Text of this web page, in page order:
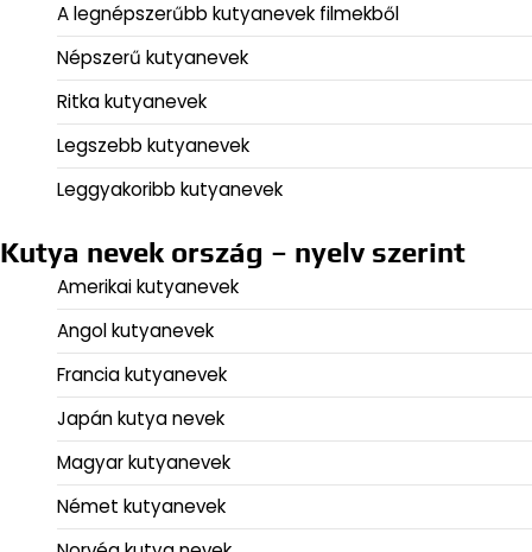
A legnépszerűbb kutyanevek filmekből
Népszerű kutyanevek
Ritka kutyanevek
Legszebb kutyanevek
Leggyakoribb kutyanevek
Kutya nevek ország – nyelv szerint
Amerikai kutyanevek
Angol kutyanevek
Francia kutyanevek
Japán kutya nevek
Magyar kutyanevek
Német kutyanevek